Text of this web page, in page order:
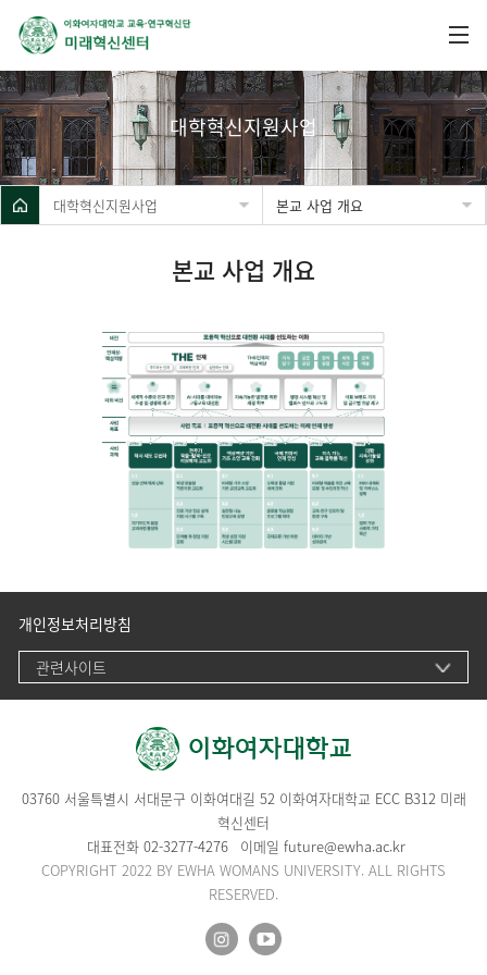
대학혁신지원사업
대학혁신지원사업 본교 사업 개요
본교 사업 개요
개인정보처리방침
관련사이트
03760 서울특별시 서대문구 이화여대길 52 이화여자대학교 ECC B312 미래
혁신센터
대표전화 02-3277-4276 이메일 future@ewha.ac.kr
COPYRIGHT 2022 BY EWHA WOMANS UNIVERSITY. ALL RIGHTS
RESERVED.